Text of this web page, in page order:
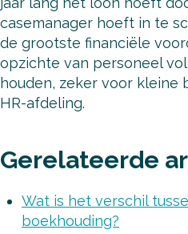
casemanager hoeft in te
de grootste financiële
opzichte van personeel
houden, zeker voor kleine
HR-afdeling.
Gerelateerde
Wat is het verschil
boekhouding?